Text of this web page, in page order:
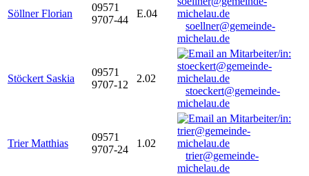
Söllner Florian
09571
9707-44
E.04
soellner@gemeinde-
michelau.de
Stöckert Saskia
09571
9707-12
2.02
stoeckert@gemeinde-
michelau.de
Trier Matthias
09571
9707-24
1.02
trier@gemeinde-
michelau.de